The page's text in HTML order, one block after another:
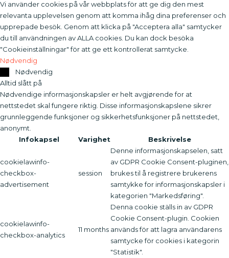
Vi använder cookies på vår webbplats för att ge dig den mest
relevanta upplevelsen genom att komma ihåg dina preferenser och
upprepade besök. Genom att klicka på "Acceptera alla" samtycker
du till användningen av ALLA cookies. Du kan dock besöka
"Cookieinställningar" för att ge ett kontrollerat samtycke.
Nødvendig
Nødvendig
Alltid slått på
Nødvendige informasjonskapsler er helt avgjørende for at
nettstedet skal fungere riktig. Disse informasjonskapslene sikrer
grunnleggende funksjoner og sikkerhetsfunksjoner på nettstedet,
anonymt.
Infokapsel
Varighet Beskrivelse
cookielawinfo-
checkbox-
advertisement
session
Denne informasjonskapselen, satt
av GDPR Cookie Consent-pluginen,
brukes til å registrere brukerens
samtykke for informasjonskapsler i
kategorien "Markedsføring".
cookielawinfo-
checkbox-analytics
11 months
Denna cookie ställs in av GDPR
Cookie Consent-plugin. Cookien
används för att lagra användarens
samtycke för cookies i kategorin
"Statistik".